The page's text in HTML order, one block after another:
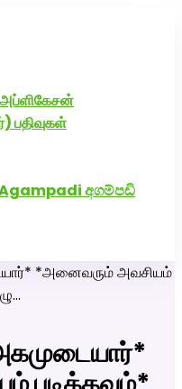
பதிவுகள்
අගම්පඩි
*அனைவரும் அவசியம்
அகமுடையார்மேட்ரி-பெண்